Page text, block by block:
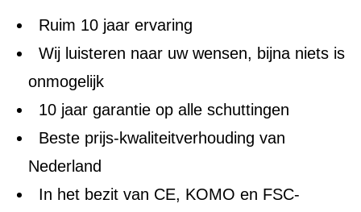
Ruim 10 jaar ervaring
Wij luisteren naar uw wensen, bijna niets is
onmogelijk
10 jaar garantie op alle schuttingen
Beste prijs-kwaliteitverhouding van
Nederland
In het bezit van CE, KOMO en FSC-